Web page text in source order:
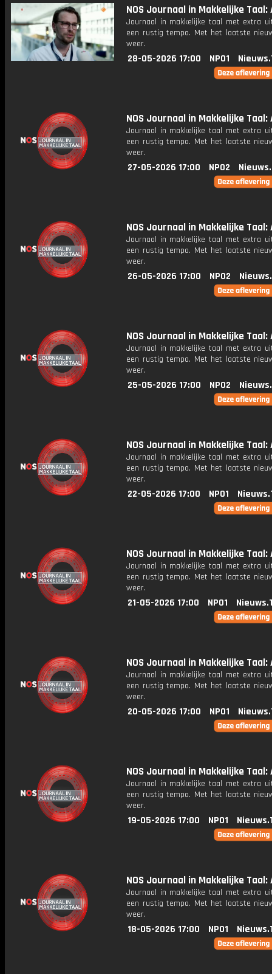
NOS Journaal in Makkelijke Taal:
Journaal in makkelijke taal met extra
een rustig tempo. Met het laatste
weer.
28-05-2026 17:00 NPO1
NOS Journaal in Makkelijke Taal:
Journaal in makkelijke taal met extra
een rustig tempo. Met het laatste
weer.
27-05-2026 17:00 NPO2
NOS Journaal in Makkelijke Taal:
Journaal in makkelijke taal met extra
een rustig tempo. Met het laatste
weer.
26-05-2026 17:00 NPO2
NOS Journaal in Makkelijke Taal:
Journaal in makkelijke taal met extra
een rustig tempo. Met het laatste
weer.
25-05-2026 17:00 NPO2
NOS Journaal in Makkelijke Taal:
Journaal in makkelijke taal met extra
een rustig tempo. Met het laatste
weer.
22-05-2026 17:00 NPO1
NOS Journaal in Makkelijke Taal:
Journaal in makkelijke taal met extra
een rustig tempo. Met het laatste
weer.
21-05-2026 17:00 NPO1
NOS Journaal in Makkelijke Taal:
Journaal in makkelijke taal met extra
een rustig tempo. Met het laatste
weer.
20-05-2026 17:00 NPO1
NOS Journaal in Makkelijke
Journaal in makkelijke taal met extra
een rustig tempo. Met het laatste
weer.
19-05-2026 17:00 NPO1
NOS Journaal in Makkelijke
Journaal in makkelijke taal met extra
een rustig tempo. Met het laatste
weer.
18-05-2026 17:00 NPO1